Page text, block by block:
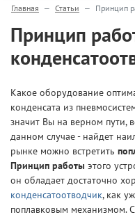
Главная Статьи Принцип
Принцип
Какое оборудование
конденсата из
значит Вы на верном пути,
данном случае - найдет
рынке можно встретить
Принцип работы этого
он обладает достаточно
конденсатоотводчик, как
поплавковым механизмом.